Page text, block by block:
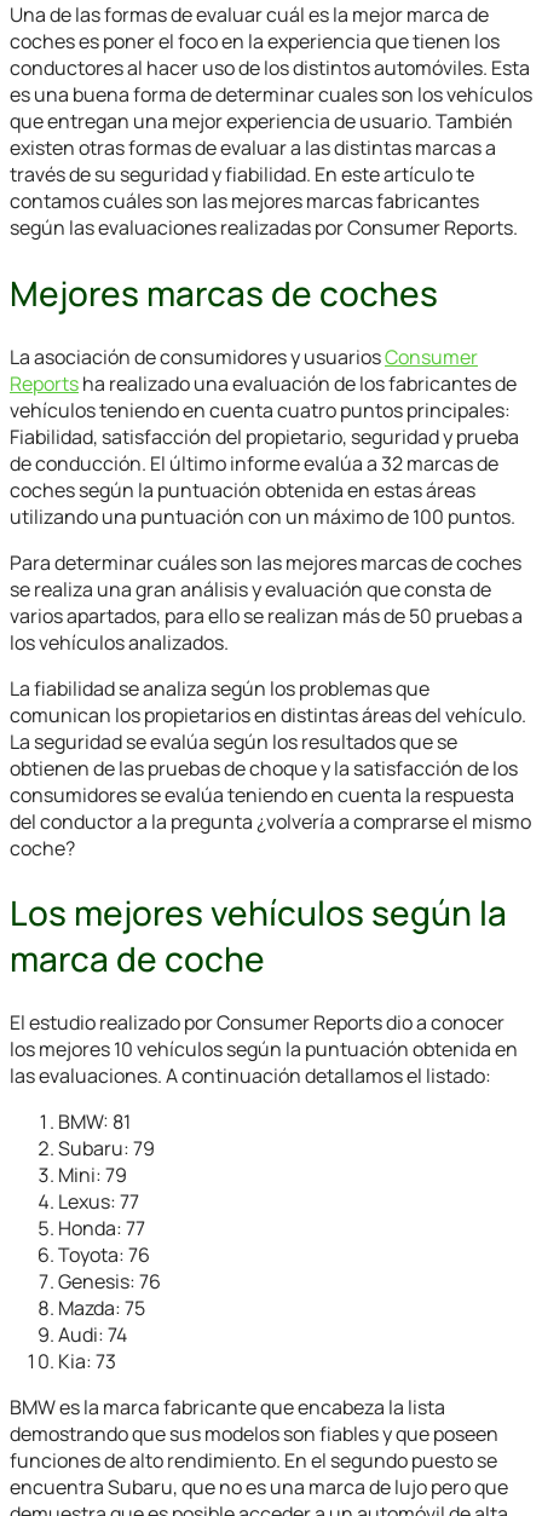
Una de las formas de evaluar cuál es la mejor marca de
coches es poner el foco en la experiencia que tienen los
conductores al hacer uso de los distintos automóviles. Esta
es una buena forma de determinar cuales son los vehículos
que entregan una mejor experiencia de usuario. También
existen otras formas de evaluar a las distintas marcas a
través de su seguridad y fiabilidad. En este artículo te
contamos cuáles son las mejores marcas fabricantes
según las evaluaciones realizadas por Consumer Reports.
Mejores marcas de coches
La asociación de consumidores y usuariosConsumer
Reportsha realizado una evaluación de los fabricantes de
vehículos teniendo en cuenta cuatro puntos principales:
Fiabilidad, satisfacción del propietario, seguridad y prueba
de conducción. El último informe evalúa a 32 marcas de
coches según la puntuación obtenida en estas áreas
utilizando una puntuación con un máximo de 100 puntos.
Para determinar cuáles son las mejores marcas de coches
se realiza una gran análisis y evaluación que consta de
varios apartados, para ello se realizan más de 50 pruebas a
los vehículos analizados.
La fiabilidad se analiza según los problemas que
comunican los propietarios en distintas áreas del vehículo.
La seguridad se evalúa según los resultados que se
obtienen de las pruebas de choque y la satisfacción de los
consumidores se evalúa teniendo en cuenta la respuesta
del conductor a la pregunta ¿volvería a comprarse el mismo
coche?
Los mejores vehículos según la
marca de coche
El estudio realizado por Consumer Reports dio a conocer
los mejores 10 vehículos según la puntuación obtenida en
las evaluaciones. A continuación detallamos el listado:
BMW: 81
Subaru: 79
Mini: 79
Lexus: 77
Honda: 77
Toyota: 76
Genesis: 76
Mazda: 75
Audi: 74
Kia: 73
BMW es la marca fabricante que encabeza la lista
demostrando que sus modelos son fiables y que poseen
funciones de alto rendimiento. En el segundo puesto se
encuentra Subaru, que no es una marca de lujo pero que